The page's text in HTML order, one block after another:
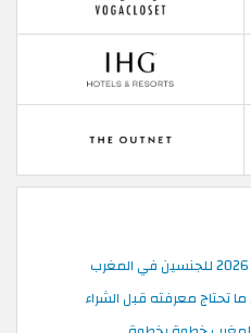
تحتاج معرفته قبل الشراء